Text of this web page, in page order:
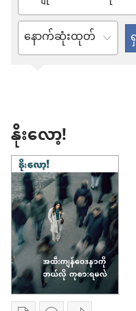
ခု
ထ
ည့်
မှ
မဟုတ်
ရွေးချယ်
ပါ
ပစ္စည်း
ရိုက်
ထ
ရွေးချယ်
ပါ
နိုးလော့!